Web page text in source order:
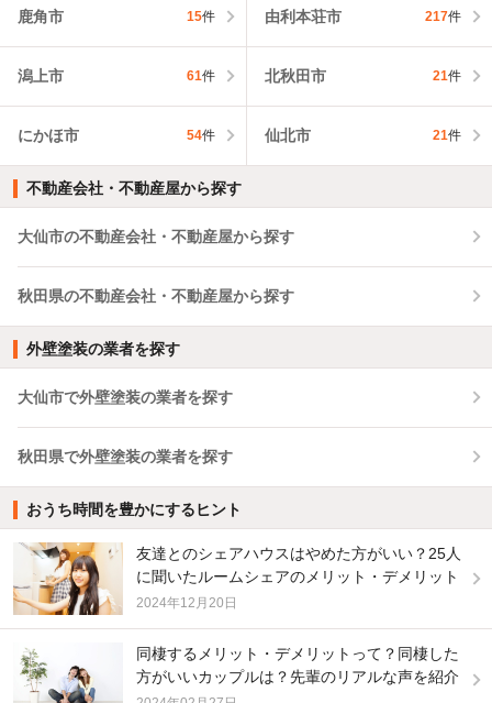
鹿角市 15件 由利本荘市 217件
潟上市 61件 北秋田市 21件
にかほ市 54件 仙北市 21件
不動産会社・不動産屋から探す
大仙市の不動産会社・不動産屋から探す
秋田県の不動産会社・不動産屋から探す
外壁塗装の業者を探す
大仙市で外壁塗装の業者を探す
秋田県で外壁塗装の業者を探す
おうち時間を豊かにするヒント
友達とのシェアハウスはやめた方がいい？25人
に聞いたルームシェアのメリット・デメリット
2024年12月20日
同棲するメリット・デメリットって？同棲した
方がいいカップルは？先輩のリアルな声を紹介